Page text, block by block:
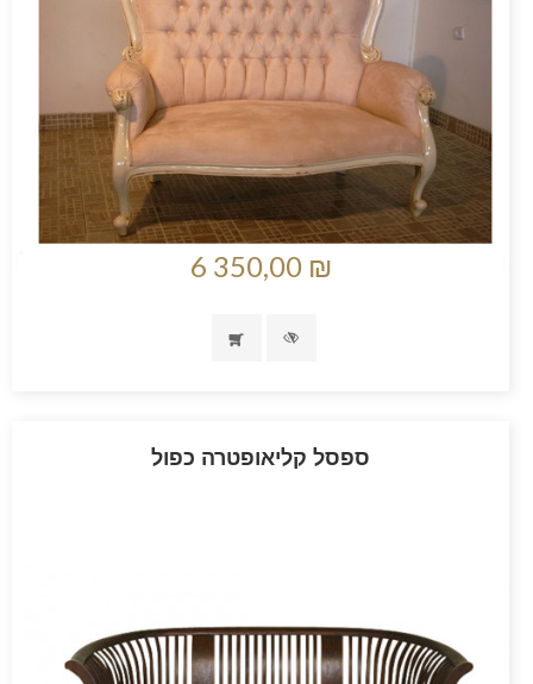
6 350,00 ₪
ספסל קליאופטרה כפול